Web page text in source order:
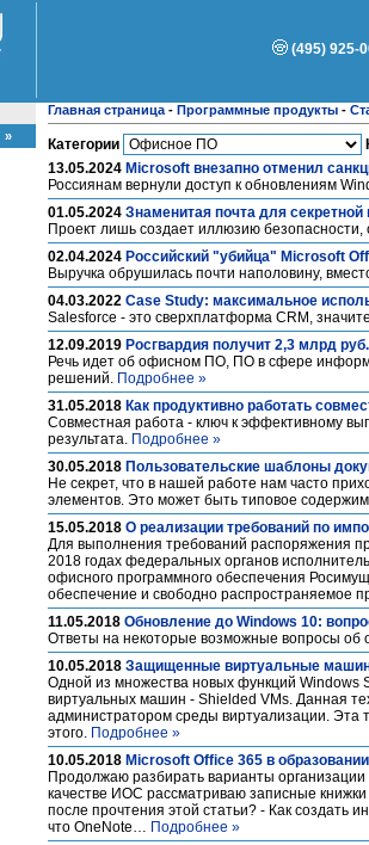
(495) 925-
Главная страница - Программные продукты -
Категории
13.05.2024 Microsoft внезапно отменил
Россиянам вернули доступ к обновлениям
01.05.2024 Знаменитая почта для
Проект лишь создает иллюзию
02.04.2024 Российский "убийца" Microsoft
Выручка обрушилась почти наполовину,
04.03.2022 Case Study: максимальное
Salesforce - это сверхплатформа CRM,
12.09.2019 Росгвардия получит 2,3 млрд
Речь идет об офисном ПО, ПО в сфере
решений. Подробнее »
31.05.2018 Как продуктивно работать
Совместная работа - ключ к эффективному
результата. Подробнее »
30.05.2018 Пользовательские шаблоны
Не секрет, что в нашей работе нам часто
элементов. Это может быть типовое
15.05.2018 О реализации требований по
Для выполнения требований распоряжения
2018 годах федеральных органов
офисного программного обеспечения
обеспечение и свободно распространяемое
11.05.2018 Обновление до Windows 10:
Ответы на некоторые возможные вопросы об
10.05.2018 Защищенные виртуальные
Одной из множества новых функций Windows
виртуальных машин - Shielded VMs. Данная
администратором среды виртуализации. Эта
этого. Подробнее »
10.05.2018 Microsoft Office 365 в
Продолжаю разбирать варианты
качестве ИОС рассматриваю записные
после прочтения этой статьи? - Как создать
что OneNote… Подробнее »